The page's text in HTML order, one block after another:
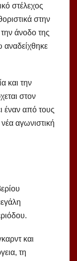
στέλεχος
στην
άνοδο της
και την
στον
έναν από τους
αγωνιστική
και
τη